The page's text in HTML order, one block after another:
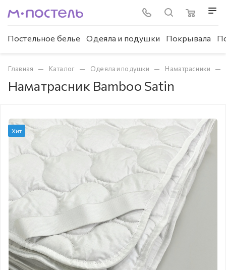
Постельное белье Одеяла и подушки Покрывала
Главная — Каталог — Одеяла и подушки — Наматрасники —
Наматрасник Bamboo Satin
Хит